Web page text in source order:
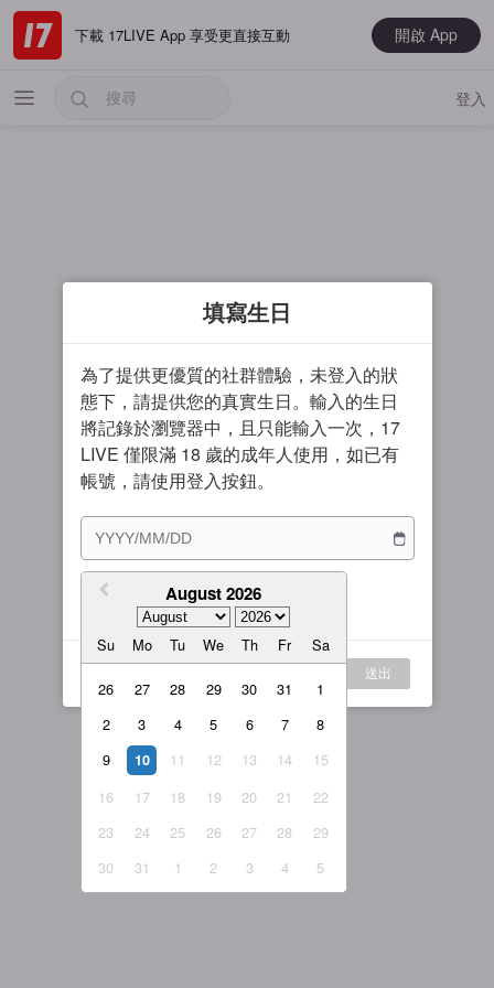
下載 17LIVE App 享受更直接互動 開啟 App
最新
電玩遊戲
大神推薦
男主播
女主播
我的訂閱
繁體中文
繁體中文-香港
日本語
English-US
English-Global
登入
填寫生日
為了提供更優質的社群體驗，未登入的狀
態下，請提供您的真實生日。輸入的生日
將記錄於瀏覽器中，且只能輸入一次，17
LIVE 僅限滿 18 歲的成年人使用，如已有
帳號，請使用登入按鈕。
August 2026
Su Mo Tu We Th Fr Sa
26 27 28 29 30 31
1
2
3 4 5 6 7
8
9
10 11 12 13 14
15
16
17 18 19 20 21
22
23
24 25 26 27 28
29
30
31 1 2 3 4 5
我同意 服務條款與隱私權政策
送出